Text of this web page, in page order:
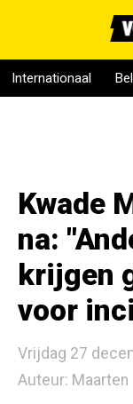
Internationaal
Kwade
na:
krijgen
voor
Vrijdag 27
Auteur: Maarten